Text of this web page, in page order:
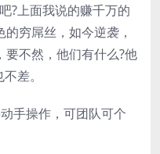
?上面我说的赚千万的
穷屌丝，如今逆袭，
不然，他们有什么?他
差。
手操作，可团队可个